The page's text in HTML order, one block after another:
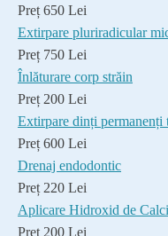
Preț 650 Lei
Extirpare pluriradicular
Preț 750 Lei
Înlăturare corp străin
Preț 200 Lei
Extirpare dinți permanenți
Preț 600 Lei
Drenaj endodontic
Preț 220 Lei
Aplicare Hidroxid de
Preț 200 Lei